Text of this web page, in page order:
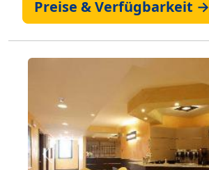
Preise & Verfügbarkeit →
Zurück